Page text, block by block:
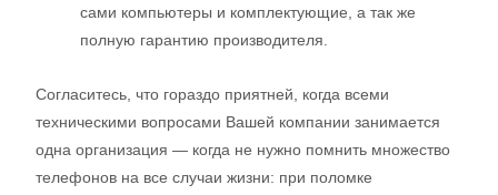
сами компьютеры и комплектующие, а так же
полную гарантию производителя.
Согласитесь, что гораздо приятней, когда всеми
техническими вопросами Вашей компании занимается
одна организация — когда не нужно помнить множество
телефонов на все случаи жизни: при поломке